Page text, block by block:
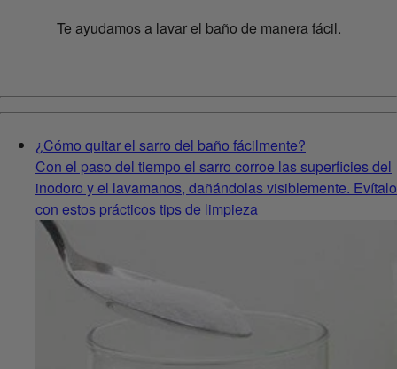
Te ayudamos a lavar el baño de manera fácil.
¿Cómo quitar el sarro del baño fácilmente?
Con el paso del tiempo el sarro corroe las superficies del
inodoro y el lavamanos, dañándolas visiblemente. Evítalo
con estos prácticos tips de limpieza